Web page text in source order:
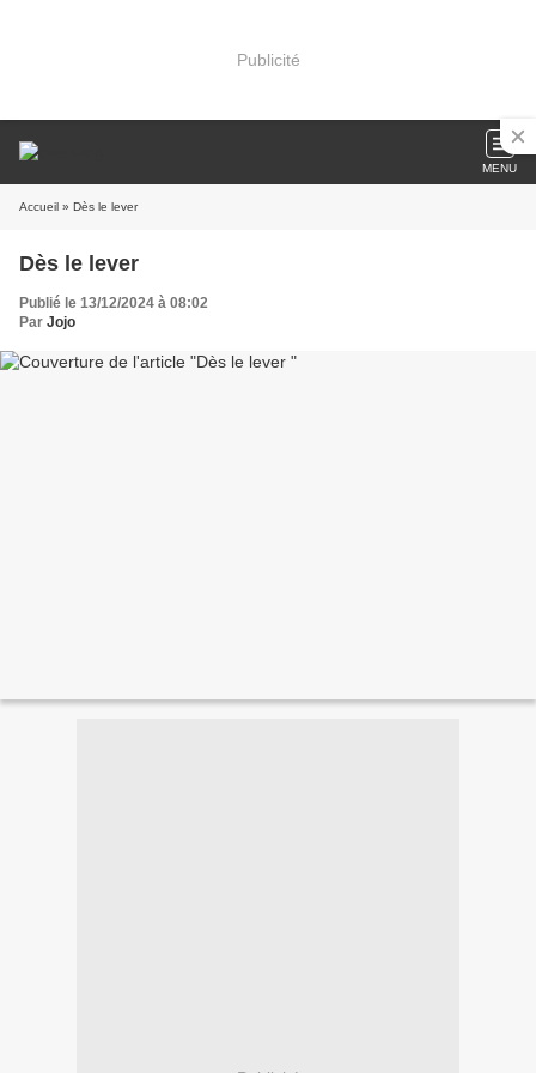
Publicité
MENU
Accueil » Dès le lever
Dès le lever
Publié le 13/12/2024 à 08:02
Par Jojo